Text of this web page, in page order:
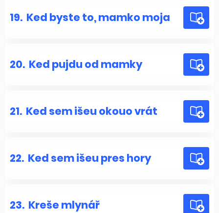
19. Ked byste to, mamko moja
20. Ked pujdu od mamky
21. Ked sem išeu okouo vrát
22. Ked sem išeu pres hory
23. Kreše mlynář